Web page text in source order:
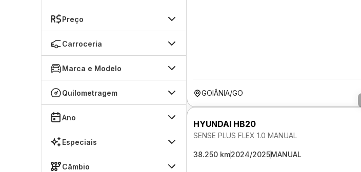
Preço
Carroceria
Marca e Modelo
Quilometragem
Ano
Especiais
Câmbio
GOIÂNIA/GO
HYUNDAI HB20
SENSE PLUS FLEX 1.0 MANUAL
38.250 km2024/2025MANUAL